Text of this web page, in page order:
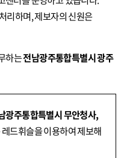
리하며, 제보자의 신원은
하는전남광주통합특별시 광주
광주통합특별시 무안청사,
드휘슬을 이용하여 제보해